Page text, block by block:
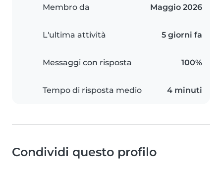
Membro da Maggio 2026
L'ultima attività 5 giorni fa
Messaggi con risposta 100%
Tempo di risposta medio 4 minuti
Condividi questo profilo